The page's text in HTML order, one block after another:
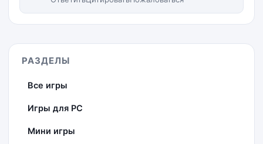
РАЗДЕЛЫ
Все игры
Игры для PC
Мини игры